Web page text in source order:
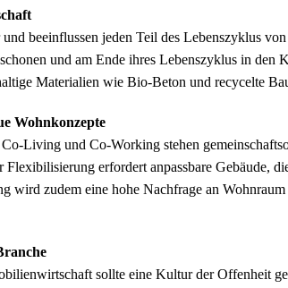
beeinflussen jeden Teil des Lebenszyklus
und am Ende ihres Lebenszyklus in
Materialien wie Bio-Beton und recycelte
Wohnkonzepte
Living und Co-Working stehen
erfordert anpassbare Gebäude,
wird zudem eine hohe Nachfrage an
sollte eine Kultur der Offenheit